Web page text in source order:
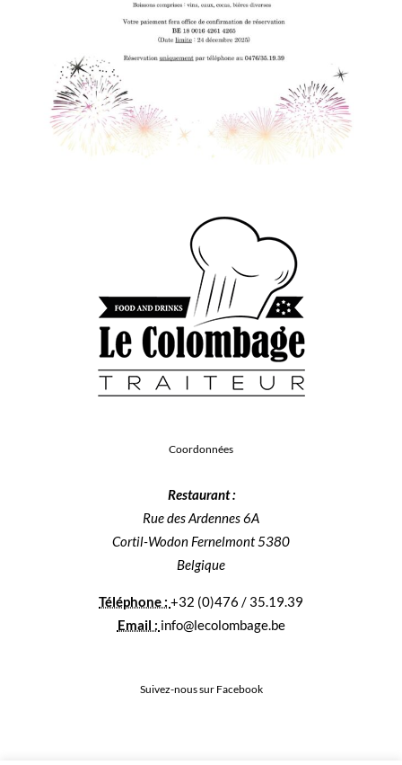
Coordonnées
Restaurant :
Rue des Ardennes 6A
Cortil-Wodon Fernelmont 5380
Belgique
Téléphone : +32 (0)476 / 35.19.39
Email : info@lecolombage.be
Suivez-nous sur Facebook